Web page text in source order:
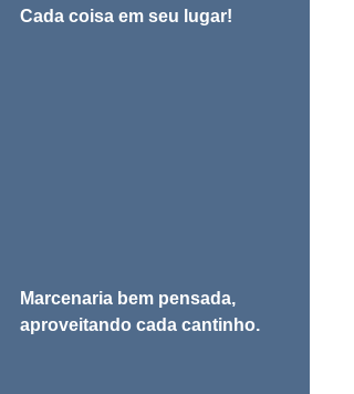
Cada coisa em seu lugar!
Marcenaria bem pensada,
aproveitando cada cantinho.